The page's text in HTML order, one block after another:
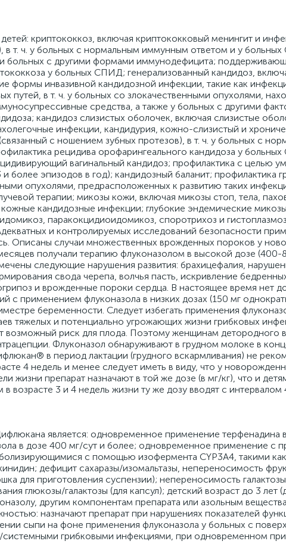
криптококкоз, включая криптококковый менингит и
в т. ч. у больных с нормальным иммунным ответом и у
больных с другими формами иммунодефицита;
у больных СПИД; генерализованный кандидоз,
формы инвазивной кандидозной инфекции, такие как
путей, в т. ч. у больных со злокачественными опухолями,
средства, а также у больных с другими
кандидоз слизистых оболочек, включая слизистые
инфекции, кандидурия, кожно-слизистый и
с ношением зубных протезов), в т. ч. у больных с
рецидива орофарингеального кандидоза у
вагинальный кандидоз; профилактика с целью
более эпизодов в год); кандидозный баланит; профилактика
опухолями, предрасположенных к развитию таких
терапии; микозы кожи, включая микозы стоп, тела,
кандидозные инфекции; глубокие эндемические
паракокцидиоидомикоз, споротрихоз и
и контролируемых исследований безопасности
Описаны случаи множественных врожденных пороков у
получали терапию флуконазолом в высокой дозе (400-
следующие нарушения развития: брахицефалия,
свода черепа, волчья пасть, искривление
и врожденные пороки сердца. В настоящее время нет
с применением флуконазола в низких дозах (150 мг
беременности. Следует избегать применения
тяжелых и потенциально угрожающих жизни грибковых
возможный риск для плода. Поэтому женщинам детородного
Флуконазол обнаруживают в грудном молоке в
в период лактации (грудного вскармливания) не
4 недель и менее следует иметь в виду, что у
жизни препарат назначают в той же дозе (в мг/кг), что и
возрасте 3 и 4 недель жизни ту же дозу вводят с интервалом
является: одновременное применение терфенадина
в дозе 400 мг/сут и более; одновременное применение с
с помощью изофермента CYP3A4, такими
дефицит сахаразы/изомальтазы, непереносимость
для приготовления суспензии); непереносимость
глюкозы/галактозы (для капсул); детский возраст до 3 лет
другим компонентам препарата или азольным
назначают препарат при нарушениях показателей
сыпи на фоне применения флуконазола у больных с
системными грибковыми инфекциями, при одновременном